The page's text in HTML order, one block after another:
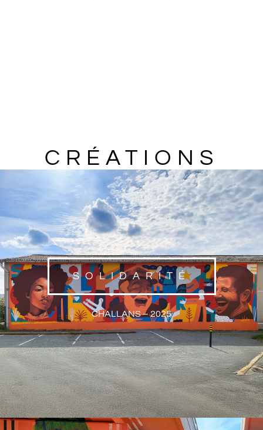
CRÉATIONS
SOLIDARITÉ
CHALLANS – 2025